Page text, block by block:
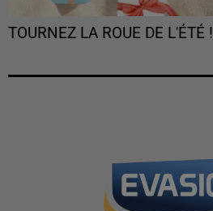
TOURNEZ LA ROUE DE L'ÉTÉ !